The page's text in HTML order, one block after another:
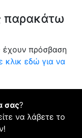
παρακάτω
έχουν πρόσβαση
κλικ εδώ για να
σας?
να λάβετε το